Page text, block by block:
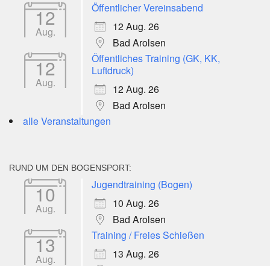
12
Aug.
Öffentlicher Vereinsabend
12 Aug. 26
Bad Arolsen
12
Aug.
Öffentliches Training (GK, KK,
Luftdruck)
12 Aug. 26
Bad Arolsen
alle Veranstaltungen
RUND UM DEN BOGENSPORT:
10
Aug.
Jugendtraining (Bogen)
10 Aug. 26
Bad Arolsen
13
Aug.
Training / Freies Schießen
13 Aug. 26